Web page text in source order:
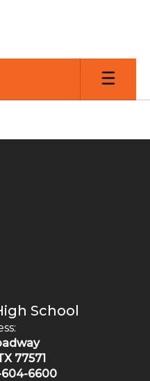
School
77571
604-6600